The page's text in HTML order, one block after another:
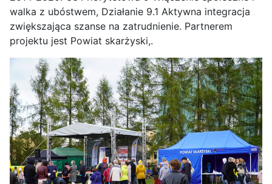
walka z ubóstwem, Działanie 9.1 Aktywna integracja
zwiększająca szanse na zatrudnienie. Partnerem
projektu jest Powiat skarżyski,.